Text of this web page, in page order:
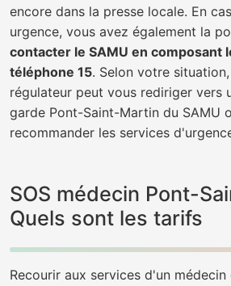
encore dans la presse locale. En
urgence, vous avez également la
contacter le SAMU en composant
téléphone 15. Selon votre
régulateur peut vous rediriger vers
garde Pont-Saint-Martin du SAMU
recommander les services
SOS médecin Pont-
Quels sont les tarifs
Recourir aux services d'un